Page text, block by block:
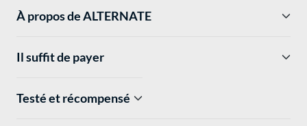
À propos de ALTERNATE
Il suffit de payer
Testé et récompensé